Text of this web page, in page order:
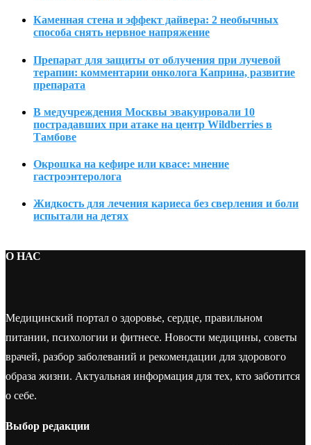
Каменная стена и эффект дайвера: 2 необычных
способа снять нервное напряжение
Препарат для защиты от облучения при лучевой
терапии: комментарии онколога Каприна, развитие
препарата
В медучреждения Москвы эвакуировали 10
пострадавших при атаке на центр Wildberries в
Тамбове
Окрошка на кефире или квасе: мнение
гастроэнтеролога
Жидкость для лечения кариеса без сверления и боли
испытали на детях
О НАС
Медицинский портал о здоровье, сердце, правильном
питании, психологии и фитнесе. Новости медицины, советы
врачей, разбор заболеваний и рекомендации для здорового
образа жизни. Актуальная информация для тех, кто заботится
о себе.
Выбор редакции